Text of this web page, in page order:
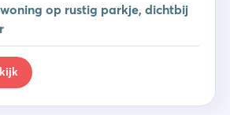
op rustig parkje, dichtbij